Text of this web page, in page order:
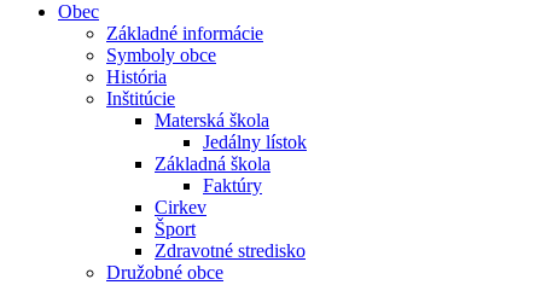
Obec
Základné informácie
Symboly obce
História
Inštitúcie
Materská škola
Jedálny lístok
Základná škola
Faktúry
Cirkev
Šport
Zdravotné stredisko
Družobné obce